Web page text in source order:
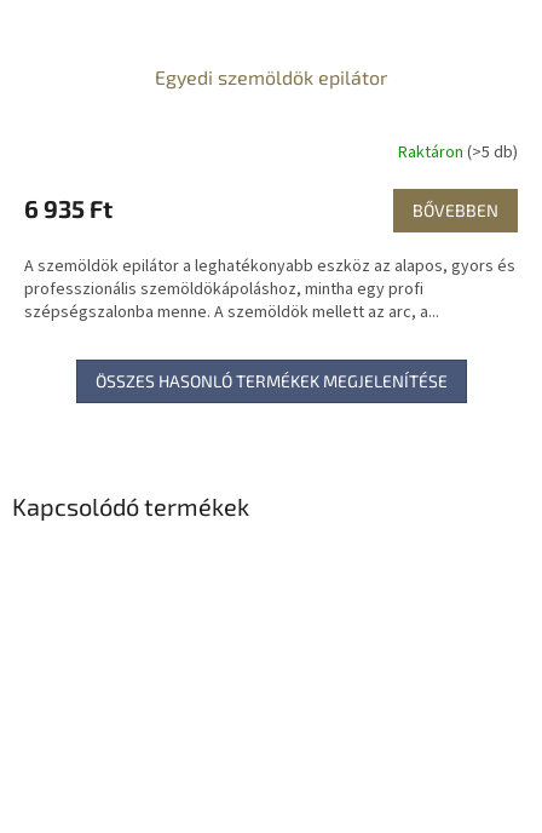
Kapcsolódó termékek
Egyedi szemöldök epilátor
Raktáron (>5 db)
6 935 Ft BŐVEBBEN
A szemöldök epilátor a leghatékonyabb eszköz az alapos, gyors és
professzionális szemöldökápoláshoz, mintha egy profi
szépségszalonba menne. A szemöldök mellett az arc, a...
ÖSSZES HASONLÓ TERMÉKEK MEGJELENÍTÉSE